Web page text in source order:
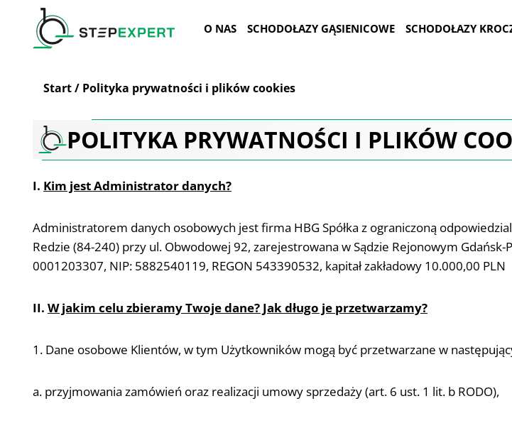
O NAS SCHODOŁAZY GĄSIENICOWE SCHODOŁAZY
Start/ Polityka prywatności i plików cookies
POLITYKA PRYWATNOŚCI I PLIKÓW
I. Kim jest Administrator danych?
Administratorem danych osobowych jest firma HBG Spółka z ograniczoną
Redzie (84-240) przy ul. Obwodowej 92, zarejestrowana w Sądzie Rejonowym Gdańsk-
0001203307, NIP: 5882540119, REGON 543390532, kapitał zakładowy 10.000,00 PLN
II. W jakim celu zbieramy Twoje dane? Jak długo je przetwarzamy?
1. Dane osobowe Klientów, w tym Użytkowników mogą być przetwarzane w
a. przyjmowania zamówień oraz realizacji umowy sprzedaży (art. 6 ust. 1 lit. b RODO),